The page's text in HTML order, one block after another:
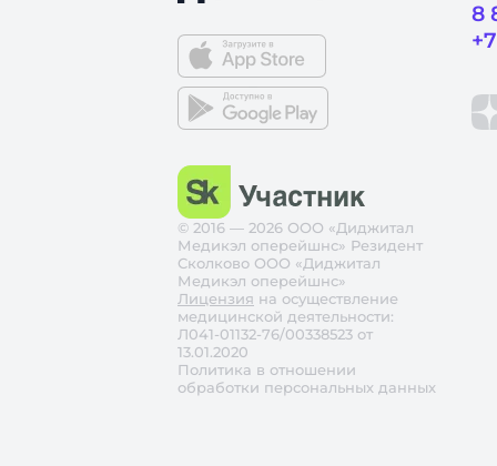
8
© 2016 — 2026 ООО «Диджитал
Медикэл оперейшнс» Резидент
Сколково ООО «Диджитал
Медикэл оперейшнс»
Лицензия на осуществление
медицинской деятельности:
Л041-01132-76/00338523 от
13.01.2020
Политика в отношении
обработки персональных данных